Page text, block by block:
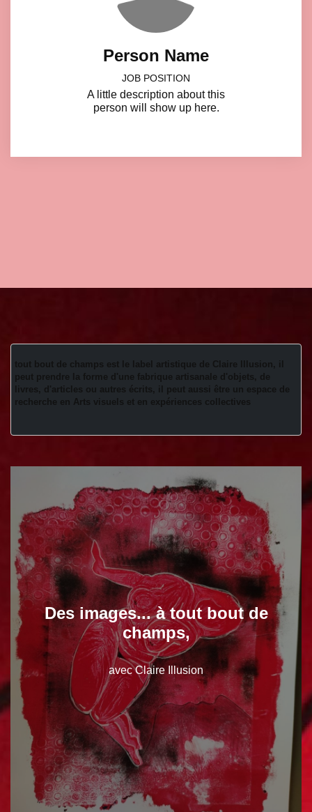
Person Name
JOB POSITION
A little description about this
person will show up here.
tout bout de champs est le label artistique de Claire Illusion, il
peut prendre la forme d'une fabrique artisanale d'objets, de
livres, d'articles ou autres écrits, il peut aussi être un espace de
recherche en Arts visuels et en expériences collectives
Des images... à tout bout de
champs,
avec Claire Illusion